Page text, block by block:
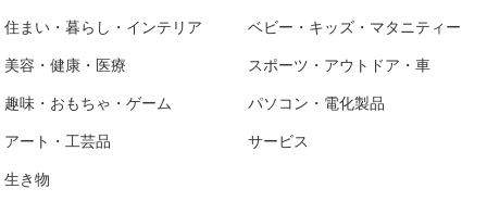
住まい・暮らし・インテリア ベビー・キッズ・マタニティー
美容・健康・医療 スポーツ・アウトドア・車
趣味・おもちゃ・ゲーム パソコン・電化製品
アート・工芸品 サービス
生き物